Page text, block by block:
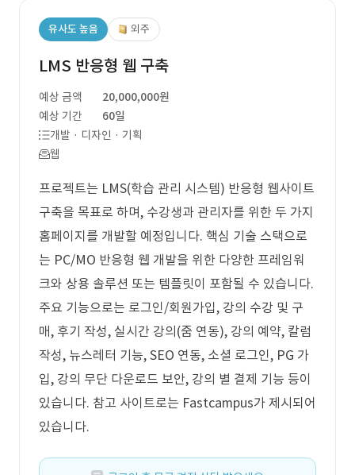
유사도 높음 외주
LMS 반응형 웹 구축
예상 금액
20,000,000원
예상 기간
60일
개발 · 디자인 · 기획
웹
프로젝트는 LMS(학습 관리 시스템) 반응형 웹사이트
구축을 목표로 하며, 수강생과 관리자를 위한 두 가지
홈페이지를 개발할 예정입니다. 핵심 기술 스택으로
는 PC/MO 반응형 웹 개발을 위한 다양한 프레임워
크와 상용 솔루션 또는 템플릿이 포함될 수 있습니다.
주요 기능으로는 로그인/회원가입, 강의 수강 및 구
매, 후기 작성, 실시간 강의(줌 연동), 강의 예약, 칼럼
작성, 뉴스레터 기능, SEO 연동, 소셜 로그인, PG 가
입, 강의 무단 다운로드 보안, 강의 별 결제 기능 등이
있습니다. 참고 사이트로는 Fastcampus가 제시되어
있습니다.